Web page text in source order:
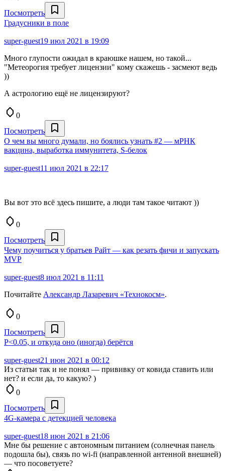
Посмотреть
Градусники в поле
super-guest19 июл 2021 в 19:09
Много глупости ожидал в краюшке нашем, но такой...
"Метеорогия требует лицензии" кому скажешь - засмеют ведь
))
А астрологию ещё не лицензируют?
0
Посмотреть
О чем вы много думали, но боялись узнать #2 — мРНК
вакцина, выработка иммунитета, S-белок
super-guest11 июл 2021 в 22:17
Вы вот это всё здесь пишите, а люди там такое читают ))
0
Посмотреть
Чему поучиться у братьев Райт — как резать фичи и запускать
MVP
super-guest8 июл 2021 в 11:11
Почитайте Александр Лазаревич «Технокосм».
0
Посмотреть
P<0.05, и откуда оно (иногда) берётся
super-guest21 июн 2021 в 00:12
Из статьи так и не понял — прививку от ковида ставить или
нет? и если да, то какую? )
0
Посмотреть
4G-камера с детекцией человека
super-guest18 июн 2021 в 21:06
Мне бы решение с автономным питанием (солнечная панель
подошла бы), связь по wi-fi (направленной антенной внешней)
— что посоветуете?